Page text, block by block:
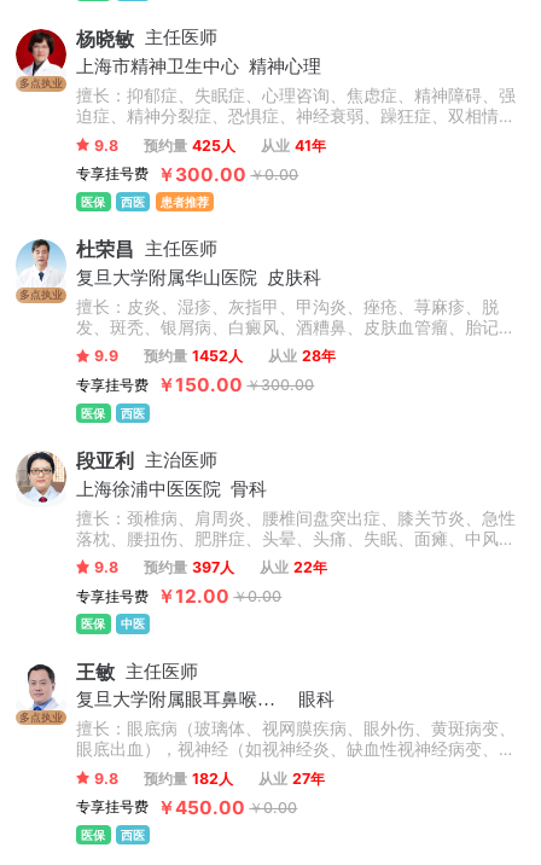
多点执业
杨晓敏 主任医师
上海市精神卫生中心 精神心理
擅长：抑郁症、失眠症、心理咨询、焦虑症、精神障碍、强
迫症、精神分裂症、恐惧症、神经衰弱、躁狂症、双相情感
障碍、心理障碍、神经官能症、头晕头疼、植物神经紊乱、
自闭症、儿童抽动症、人格障碍、酒精依赖症、成人/青少年
心理咨询、青少年情绪与行为障碍。
9.8 预约量 425人 从业 41年
专享挂号费
￥300.00 ￥0.00
医保 西医 患者推荐
多点执业
杜荣昌 主任医师
复旦大学附属华山医院
皮肤科
擅长：皮炎、湿疹、灰指甲、甲沟炎、痤疮、荨麻疹、脱
发、斑秃、银屑病、白癜风、酒糟鼻、皮肤血管瘤、胎记、
瘢痕疙瘩、结节性痒疹、激素脸、血管痣、太田痣、汗疱
疹、老年性白斑、职业病皮肤病、化妆品不良反应等常见皮
肤病和疑难疾病，在皮肤病治疗领域有很深的造诣。
9.9 预约量 1452人 从业 28年
专享挂号费
￥150.00 ￥300.00
医保 西医
段亚利 主治医师
上海徐浦中医医院 骨科
擅长：颈椎病、肩周炎、腰椎间盘突出症、膝关节炎、急性
落枕、腰扭伤、肥胖症、头晕、头痛、失眠、面瘫、中风偏
瘫后遗症、脊柱侧弯、高低肩、长短腿、骨盆倾斜、上下交
叉综合症、强直性脊柱炎、颈肩腰腿疼痛类疾病及脊柱健康
管理等相关疾病。
9.8 预约量 397人 从业 22年
专享挂号费
￥12.00 ￥0.00
医保 中医
多点执业
王敏 主任医师
复旦大学附属眼耳鼻喉科医院
眼科
擅长：眼底病（玻璃体、视网膜疾病、眼外伤、黄斑病变、
眼底出血），视神经（如视神经炎、缺血性视神经病变、视
神经脊髓炎、Leber遗传性视神经病变、瞳孔异常）。
9.8 预约量 182人 从业 27年
专享挂号费
￥450.00 ￥0.00
医保 西医